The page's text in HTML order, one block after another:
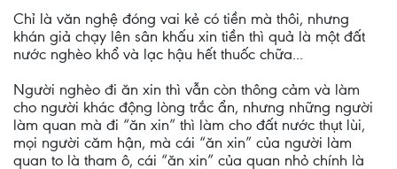
Chỉ là văn nghệ đóng vai kẻ có tiền mà thôi, nhưng
khán giả chạy lên sân khấu xin tiền thì quả là một đất
nước nghèo khổ và lạc hậu hết thuốc chữa...
Người nghèo đi ăn xin thì vẫn còn thông cảm và làm
cho người khác động lòng trắc ẩn, nhưng những người
làm quan mà đi “ăn xin” thì làm cho đất nước thụt lùi,
mọi người căm hận, mà cái “ăn xin” của người làm
quan to là tham ô, cái “ăn xin” của quan nhỏ chính là